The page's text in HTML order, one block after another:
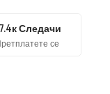
Следачи
се